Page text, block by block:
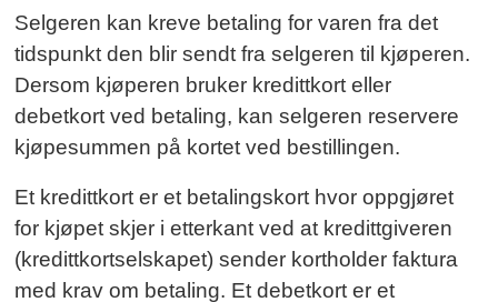
Selgeren kan kreve betaling for varen fra det
tidspunkt den blir sendt fra selgeren til kjøperen.
Dersom kjøperen bruker kredittkort eller
debetkort ved betaling, kan selgeren reservere
kjøpesummen på kortet ved bestillingen.
Et kredittkort er et betalingskort hvor oppgjøret
for kjøpet skjer i etterkant ved at kredittgiveren
(kredittkortselskapet) sender kortholder faktura
med krav om betaling. Et debetkort er et